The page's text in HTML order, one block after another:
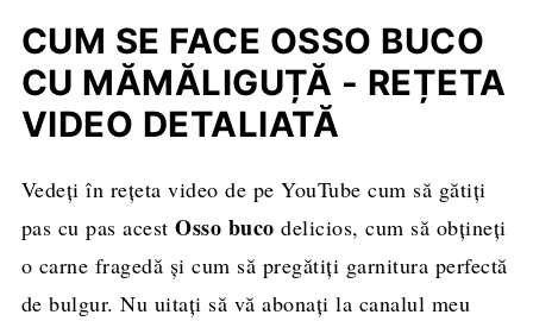
CUM SE FACE OSSO BUCO
CU MĂMĂLIGUȚĂ - REȚETA
VIDEO DETALIATĂ
Vedeți în rețeta video de pe YouTube cum să gătiți
pas cu pas acestOsso buco delicios, cum să obțineți
o carne fragedă și cum să pregătiți garnitura perfectă
de bulgur. Nu uitați să vă abonați la canalul meu